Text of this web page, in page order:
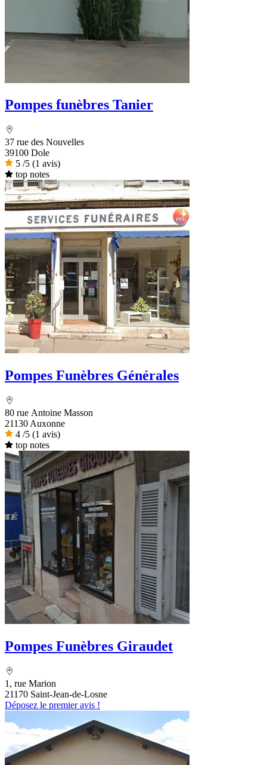
Pompes funèbres Tanier
37 rue des Nouvelles
39100 Dole
5 /5 (1 avis)
top notes
Pompes Funèbres Générales
80 rue Antoine Masson
21130 Auxonne
4 /5 (1 avis)
top notes
Pompes Funèbres Giraudet
1, rue Marion
21170 Saint-Jean-de-Losne
Déposez le premier avis !